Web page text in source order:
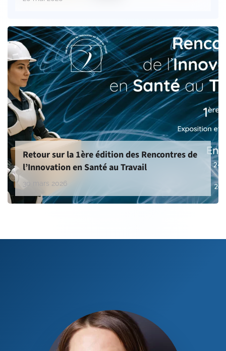
Retour sur la 1ère édition des Rencontres de
l’Innovation en Santé au Travail
30 mars 2026